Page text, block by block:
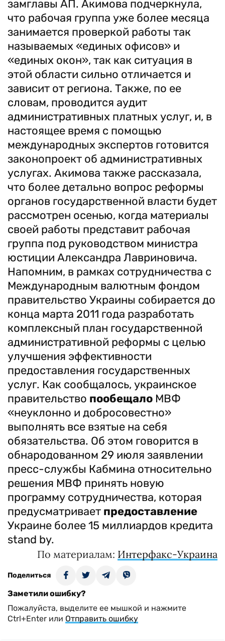
замглавы АП. Акимова подчеркнула,
что рабочая группа уже более месяца
занимается проверкой работы так
называемых «единых офисов» и
«единых окон», так как ситуация в
этой области сильно отличается и
зависит от региона. Также, по ее
словам, проводится аудит
административных платных услуг, и, в
настоящее время с помощью
международных экспертов готовится
законопроект об административных
услугах. Акимова также рассказала,
что более детально вопрос реформы
органов государственной власти будет
рассмотрен осенью, когда материалы
своей работы представит рабочая
группа под руководством министра
юстиции Александра Лавриновича.
Напомним, в рамках сотрудничества с
Международным валютным фондом
правительство Украины собирается до
конца марта 2011 года разработать
комплексный план государственной
административной реформы с целью
улучшения эффективности
предоставления государственных
услуг. Как сообщалось, украинское
правительство пообещало МВФ
«неуклонно и добросовестно»
выполнять все взятые на себя
обязательства. Об этом говорится в
обнародованном 29 июля заявлении
пресс-службы Кабмина относительно
решения МВФ принять новую
программу сотрудничества, которая
предусматривает предоставление
Украине более 15 миллиардов кредита
stand by.
По материалам: Интерфакс-Украина
Поделиться
Заметили ошибку?
Пожалуйста, выделите ее мышкой и нажмите
Ctrl+Enter или Отправить ошибку